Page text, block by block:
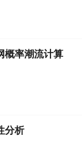
概率潮流计算
分析